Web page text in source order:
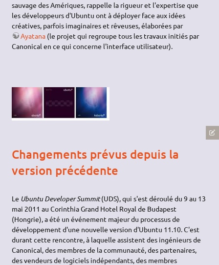
sauvage des Amériques, rappelle la rigueur et l'expertise que
les développeurs d'Ubuntu ont à déployer face aux idées
créatives, parfois imaginaires et rêveuses, élaborées par
Ayatana (le projet qui regroupe tous les travaux initiés par
Canonical en ce qui concerne l'interface utilisateur).
Changements prévus depuis la
version précédente
Le Ubuntu Developer Summit(UDS), qui s'est déroulé du 9 au 13
mai 2011 au Corinthia Grand Hotel Royal de Budapest
(Hongrie), a été un événement majeur du processus de
développement d'une nouvelle version d'Ubuntu 11.10. C'est
durant cette rencontre, à laquelle assistent des ingénieurs de
Canonical, des membres de la communauté, des partenaires,
des vendeurs de logiciels indépendants, des membres